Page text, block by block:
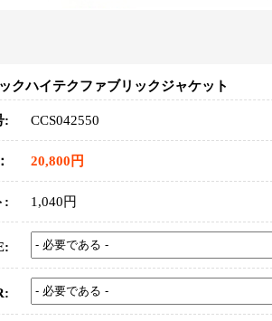
クハイテクファブリックジャケット
: CCS042550
20,800円
: 1,040円